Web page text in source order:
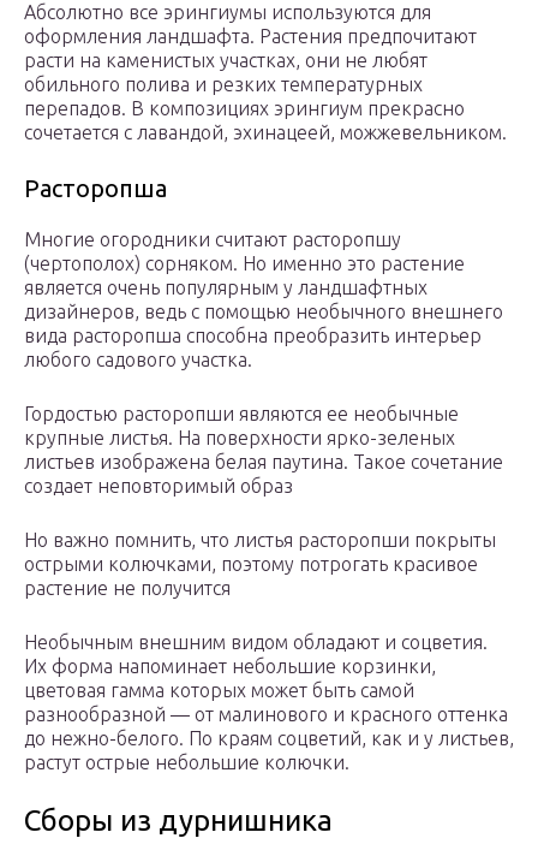
Абсолютно все эрингиумы используются для
оформления ландшафта. Растения предпочитают
расти на каменистых участках, они не любят
обильного полива и резких температурных
перепадов. В композициях эрингиум прекрасно
сочетается с лавандой, эхинацеей, можжевельником.
Расторопша
Многие огородники считают расторопшу
(чертополох) сорняком. Но именно это растение
является очень популярным у ландшафтных
дизайнеров, ведь с помощью необычного внешнего
вида расторопша способна преобразить интерьер
любого садового участка.
Гордостью расторопши являются ее необычные
крупные листья. На поверхности ярко-зеленых
листьев изображена белая паутина. Такое сочетание
создает неповторимый образ
Но важно помнить, что листья расторопши покрыты
острыми колючками, поэтому потрогать красивое
растение не получится
Необычным внешним видом обладают и соцветия.
Их форма напоминает небольшие корзинки,
цветовая гамма которых может быть самой
разнообразной — от малинового и красного оттенка
до нежно-белого. По краям соцветий, как и у листьев,
растут острые небольшие колючки.
Сборы из дурнишника